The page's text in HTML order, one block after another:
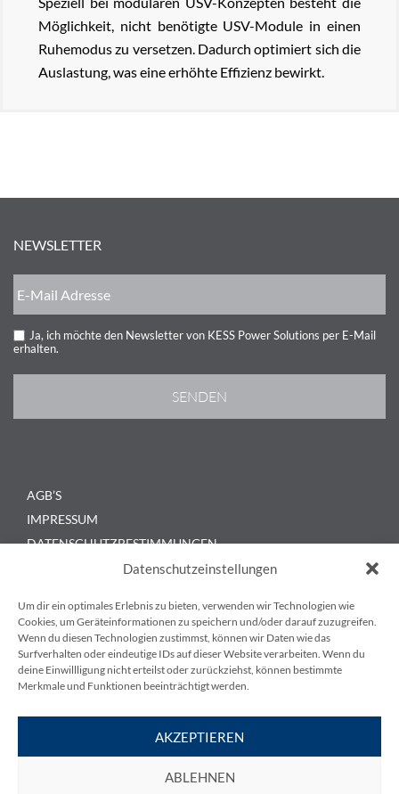
Datenschutzeinstellungen
Um dir ein optimales Erlebnis zu bieten, verwenden wir Technologien wie
Cookies, um Geräteinformationen zu speichern und/oder darauf zuzugreifen.
Wenn du diesen Technologien zustimmst, können wir Daten wie das
Surfverhalten oder eindeutige IDs auf dieser Website verarbeiten. Wenn du
deine Einwillligung nicht erteilst oder zurückziehst, können bestimmte
Merkmale und Funktionen beeinträchtigt werden.
AKZEPTIEREN
ABLEHNEN
Möglichkeit, nicht benötigte USV-Module in einen
Ruhemodus zu versetzen. Dadurch optimiert sich die
Auslastung, was eine erhöhte Effizienz bewirkt.
NEWSLETTER
Ja, ich möchte den Newsletter von KESS Power Solutions per E-Mail
erhalten.
AGB’S
IMPRESSUM
DATENSCHUTZBESTIMMUNGEN
KESS Power Solutions GmbH